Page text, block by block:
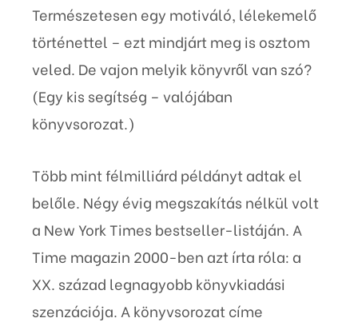
Természetesen egy motiváló, lélekemelő
történettel – ezt mindjárt meg is osztom
veled. De vajon melyik könyvről van szó?
(Egy kis segítség – valójában
könyvsorozat.)
Több mint félmilliárd példányt adtak el
belőle. Négy évig megszakítás nélkül volt
a New York Times bestseller-listáján. A
Time magazin 2000-ben azt írta róla: a
XX. század legnagyobb könyvkiadási
szenzációja. A könyvsorozat címe